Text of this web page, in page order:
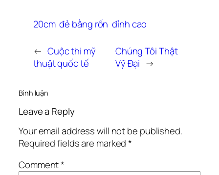
20cm đẻ bằng rốn đỉnh cao
← Cuộc thi mỹ
thuật quốc tế
Chúng Tôi Thật
Vỹ Đại →
Bình luận
Leave a Reply
Your email address will not be published.
Required fields are marked*
Comment*